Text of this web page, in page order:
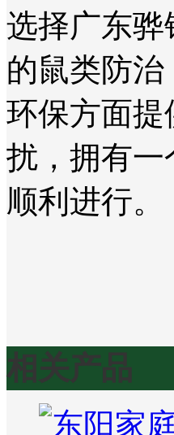
选择广东
的鼠类防
环保方面
扰，拥有
顺利进行。
相关产品